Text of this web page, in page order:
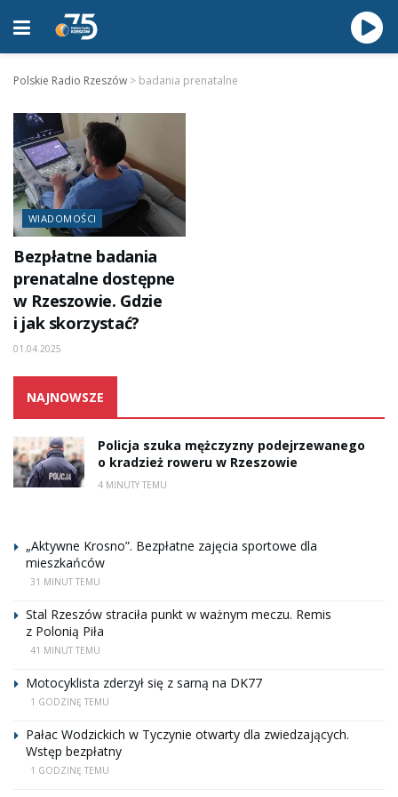
Polskie Radio Rzeszów > badania prenatalne
WIADOMOŚCI
Bezpłatne badania
prenatalne dostępne
w Rzeszowie. Gdzie
i jak skorzystać?
01.04.2025
NAJNOWSZE
Policja szuka mężczyzny podejrzewanego
o kradzież roweru w Rzeszowie
4 MINUTY TEMU
„Aktywne Krosno”. Bezpłatne zajęcia sportowe dla
mieszkańców
31 MINUT TEMU
Stal Rzeszów straciła punkt w ważnym meczu. Remis
z Polonią Piła
41 MINUT TEMU
Motocyklista zderzył się z sarną na DK77
1 GODZINĘ TEMU
Pałac Wodzickich w Tyczynie otwarty dla zwiedzających.
Wstęp bezpłatny
1 GODZINĘ TEMU